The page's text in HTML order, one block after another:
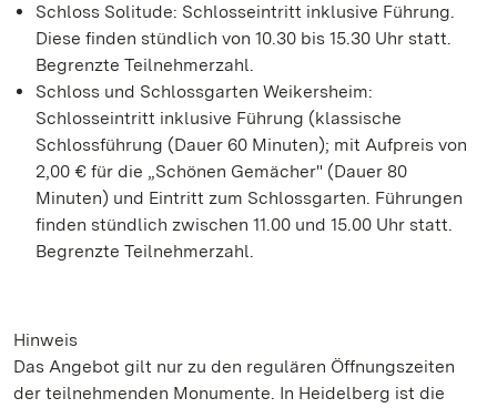
Schloss Solitude: Schlosseintritt inklusive Führung.
Diese finden stündlich von 10.30 bis 15.30 Uhr statt.
Begrenzte Teilnehmerzahl.
Schloss und Schlossgarten Weikersheim:
Schlosseintritt inklusive Führung (klassische
Schlossführung (Dauer 60 Minuten); mit Aufpreis von
2,00 € für die „Schönen Gemächer" (Dauer 80
Minuten) und Eintritt zum Schlossgarten. Führungen
finden stündlich zwischen 11.00 und 15.00 Uhr statt.
Begrenzte Teilnehmerzahl.
Hinweis
Das Angebot gilt nur zu den regulären Öffnungszeiten
der teilnehmenden Monumente. In Heidelberg ist die